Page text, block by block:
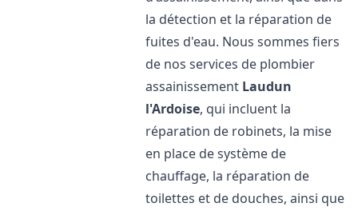
la détection et la réparation de
fuites d'eau. Nous sommes fiers
de nos services de plombier
assainissement Laudun
l'Ardoise, qui incluent la
réparation de robinets, la mise
en place de système de
chauffage, la réparation de
toilettes et de douches, ainsi que